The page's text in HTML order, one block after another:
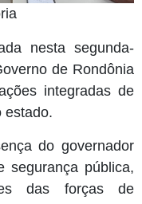
nesta segunda-
de Rondônia
integradas de
estado.
do governador
segurança pública,
das forças de